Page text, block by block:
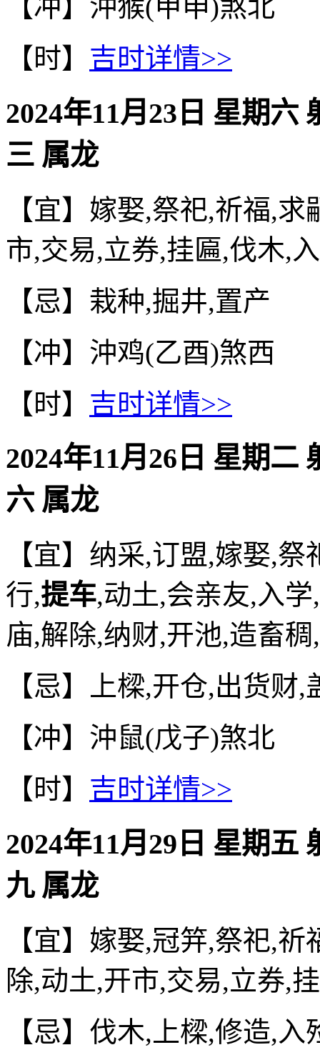
【冲】沖猴(甲申)煞北
【时】 吉时详情>>
2024年11月23日 星期六
三 属龙
【宜】嫁娶,祭祀,祈福,
市,交易,立券,挂匾,伐木,
【忌】栽种,掘井,置产
【冲】沖鸡(乙酉)煞西
【时】 吉时详情>>
2024年11月26日 星期二
六 属龙
【宜】纳采,订盟,嫁娶,
行,提车,动土,会亲友,入
庙,解除,纳财,开池,造畜
【忌】上樑,开仓,出货财,
【冲】沖鼠(戊子)煞北
【时】 吉时详情>>
2024年11月29日 星期五
九 属龙
【宜】嫁娶,冠笄,祭祀,
除,动土,开市,交易,立券,
【忌】伐木,上樑,修造,